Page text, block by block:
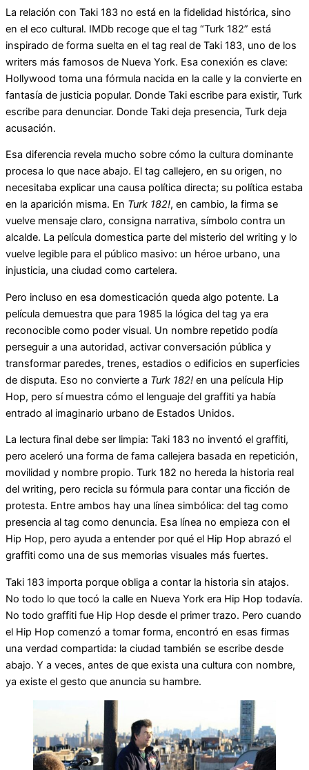
La relación con Taki 183 no está en la fidelidad histórica, sino
en el eco cultural. IMDb recoge que el tag “Turk 182” está
inspirado de forma suelta en el tag real de Taki 183, uno de los
writers más famosos de Nueva York. Esa conexión es clave:
Hollywood toma una fórmula nacida en la calle y la convierte en
fantasía de justicia popular. Donde Taki escribe para existir, Turk
escribe para denunciar. Donde Taki deja presencia, Turk deja
acusación.
Esa diferencia revela mucho sobre cómo la cultura dominante
procesa lo que nace abajo. El tag callejero, en su origen, no
necesitaba explicar una causa política directa; su política estaba
en la aparición misma. En Turk 182!, en cambio, la firma se
vuelve mensaje claro, consigna narrativa, símbolo contra un
alcalde. La película domestica parte del misterio del writing y lo
vuelve legible para el público masivo: un héroe urbano, una
injusticia, una ciudad como cartelera.
Pero incluso en esa domesticación queda algo potente. La
película demuestra que para 1985 la lógica del tag ya era
reconocible como poder visual. Un nombre repetido podía
perseguir a una autoridad, activar conversación pública y
transformar paredes, trenes, estadios o edificios en superficies
de disputa. Eso no convierte a Turk 182! en una película Hip
Hop, pero sí muestra cómo el lenguaje del graffiti ya había
entrado al imaginario urbano de Estados Unidos.
La lectura final debe ser limpia: Taki 183 no inventó el graffiti,
pero aceleró una forma de fama callejera basada en repetición,
movilidad y nombre propio. Turk 182 no hereda la historia real
del writing, pero recicla su fórmula para contar una ficción de
protesta. Entre ambos hay una línea simbólica: del tag como
presencia al tag como denuncia. Esa línea no empieza con el
Hip Hop, pero ayuda a entender por qué el Hip Hop abrazó el
graffiti como una de sus memorias visuales más fuertes.
Taki 183 importa porque obliga a contar la historia sin atajos.
No todo lo que tocó la calle en Nueva York era Hip Hop todavía.
No todo graffiti fue Hip Hop desde el primer trazo. Pero cuando
el Hip Hop comenzó a tomar forma, encontró en esas firmas
una verdad compartida: la ciudad también se escribe desde
abajo. Y a veces, antes de que exista una cultura con nombre,
ya existe el gesto que anuncia su hambre.